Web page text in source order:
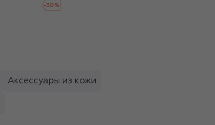
-30 %
Аксессуары из кожи